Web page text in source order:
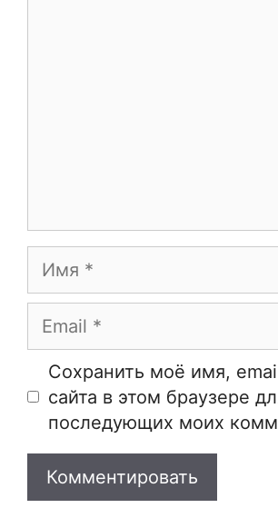
Имя
Email
Сайт
Сохранить моё имя,
сайта в этом браузере
последующих моих